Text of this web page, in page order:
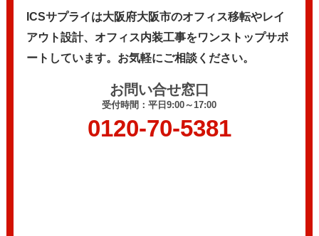
ICSサプライは大阪府大阪市のオフィス移転やレイ
アウト設計、 オフィス内装工事をワンストップサポ
ートしています。 お気軽にご相談ください。
お問い合せ窓口
受付時間：平日9:00～17:00
0120-70-5381